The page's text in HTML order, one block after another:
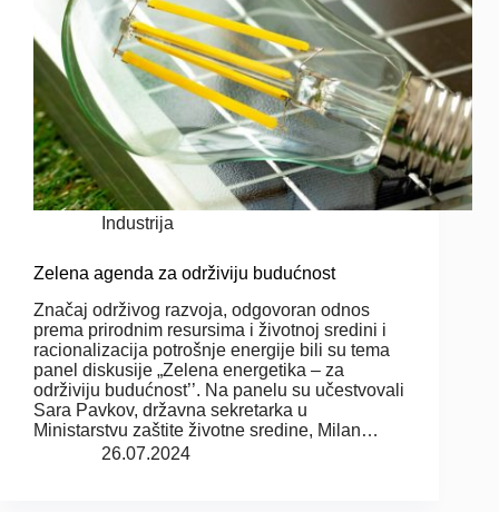
Industrija
Zelena agenda za održiviju budućnost
Značaj održivog razvoja, odgovoran odnos
prema prirodnim resursima i životnoj sredini i
racionalizacija potrošnje energije bili su tema
panel diskusije „Zelena energetika – za
održiviju budućnost’’. Na panelu su učestvovali
Sara Pavkov, državna sekretarka u
Ministarstvu zaštite životne sredine, Milan…
26.07.2024